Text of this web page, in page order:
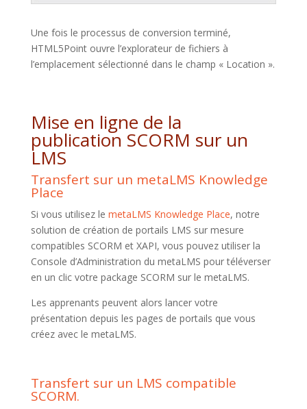
Une fois le processus de conversion terminé,
HTML5Point ouvre l’explorateur de fichiers à
l’emplacement sélectionné dans le champ « Location ».
Mise en ligne de la
publication SCORM sur un
LMS
Transfert sur un metaLMS Knowledge
Place
Si vous utilisez le metaLMS Knowledge Place, notre
solution de création de portails LMS sur mesure
compatibles SCORM et XAPI, vous pouvez utiliser la
Console d’Administration du metaLMS pour téléverser
en un clic votre package SCORM sur le metaLMS.
Les apprenants peuvent alors lancer votre
présentation depuis les pages de portails que vous
créez avec le metaLMS.
Transfert sur un LMS compatible
SCORM.